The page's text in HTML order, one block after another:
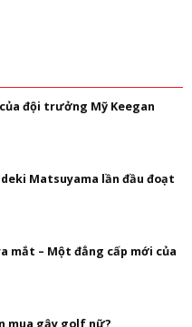
đội trưởng Mỹ Keegan
Matsuyama lần đầu đoạt
mắt – Một đẳng cấp mới của